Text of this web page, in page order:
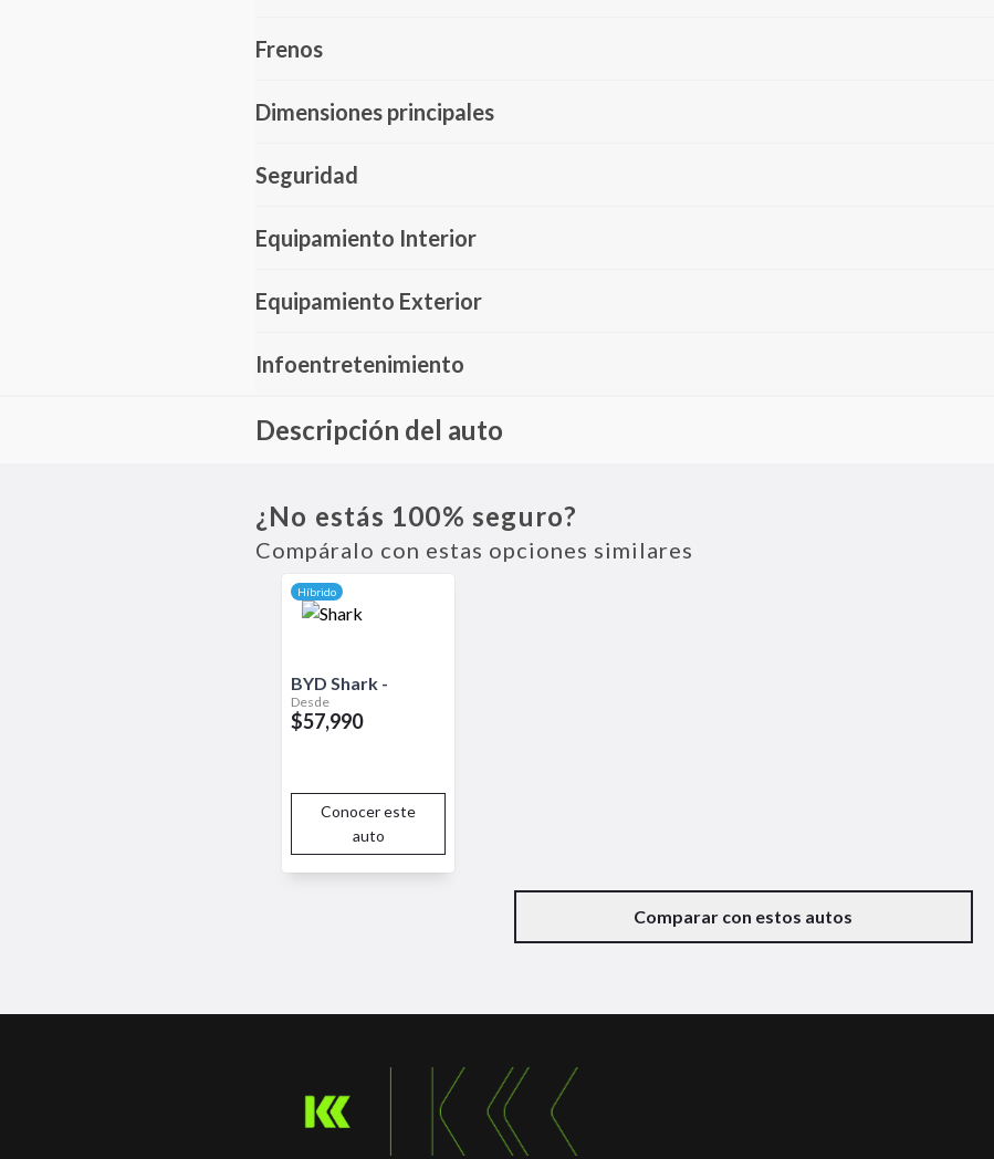
Frenos
Dimensiones principales
Seguridad
Equipamiento Interior
Equipamiento Exterior
Infoentretenimiento
Descripción del auto
¿No estás 100% seguro?
Compáralo con estas opciones similares
Híbrido
BYD Shark -
Desde
$57,990
Conocer este
auto
Comparar con estos autos